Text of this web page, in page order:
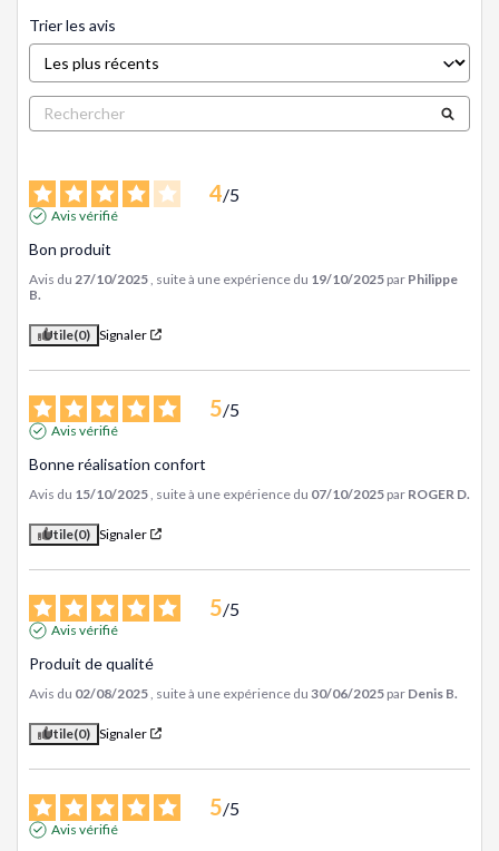
Trier les avis
4/5
Avis vérifié
Bon produit
Avis du 27/10/2025 , suite à une expérience du 19/10/2025 par Philippe
B.
Utile(0) Signaler
5/5
Avis vérifié
Bonne réalisation confort
Avis du 15/10/2025 , suite à une expérience du 07/10/2025 par ROGER D.
Utile(0) Signaler
5/5
Avis vérifié
Produit de qualité
Avis du 02/08/2025 , suite à une expérience du 30/06/2025 par Denis B.
Utile(0) Signaler
5/5
Avis vérifié